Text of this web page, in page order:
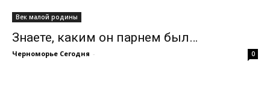
Век малой родины
Знаете, каким он парнем был…
Черноморье Сегодня - 0